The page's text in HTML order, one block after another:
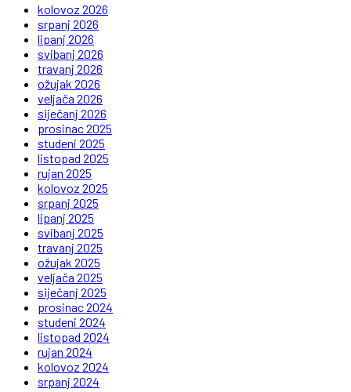
kolovoz 2026
srpanj 2026
lipanj 2026
svibanj 2026
travanj 2026
ožujak 2026
veljača 2026
siječanj 2026
prosinac 2025
studeni 2025
listopad 2025
rujan 2025
kolovoz 2025
srpanj 2025
lipanj 2025
svibanj 2025
travanj 2025
ožujak 2025
veljača 2025
siječanj 2025
prosinac 2024
studeni 2024
listopad 2024
rujan 2024
kolovoz 2024
srpanj 2024